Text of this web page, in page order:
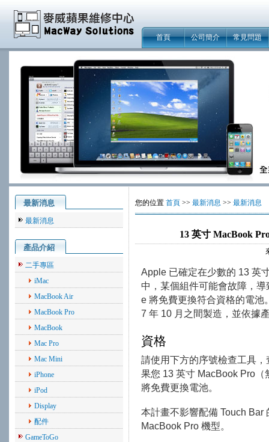
首頁 公司簡介 常見問題
最新消息
最新消息
產品介紹
二手專區
iMac
MacBook Air
MacBook Pro
MacBook
Mac Pro
Mac Mini
iPhone
iPod
Display
配件
GameToGo
您的位置 首頁 >> 最新消息 >> 最新消息
13 英寸 MacBook
Apple 已確定在少數的 13 英
中，某個組件可能會故障，
e 將免費更換符合資格的電池
7 年 10 月之間製造，並依據
資格
請使用下方的序號檢查工具
果您 13 英寸 MacBook Pro
將免費更換電池。
本計畫不影響配備 Touch Bar
MacBook Pro 機型。